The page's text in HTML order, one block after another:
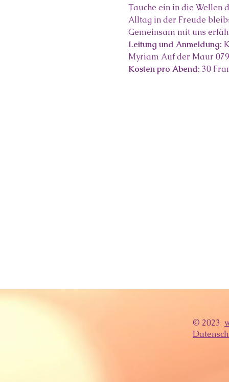
Tauche ein in die Wellen
Alltag in der Freude
Gemeinsam mit uns
Leitung und Anmeldung:
Myriam Auf der Maur
Kosten pro Abend: 30
© 2023